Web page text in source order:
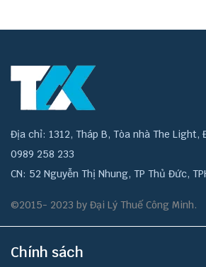
Địa chỉ: 1312, Tháp B, Tòa nhà The Light,
0989 258 233
CN: 52 Nguyễn Thị Nhung, TP Thủ Đức,
©2015- 2023 by Đại Lý Thuế Công Minh.
Chính sách